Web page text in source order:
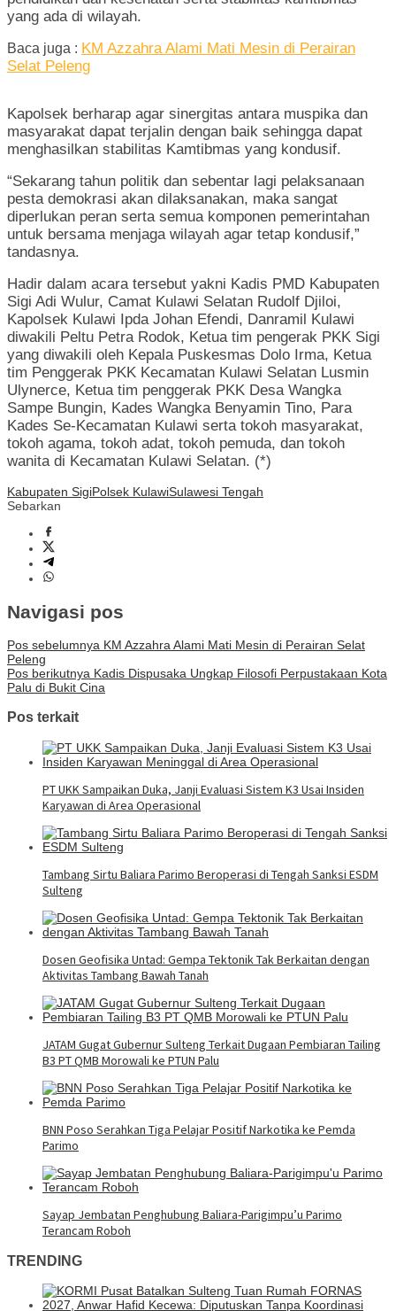
yang ada di wilayah.
Baca juga : KM Azzahra Alami Mati Mesin di Perairan
Selat Peleng
Kapolsek berharap agar sinergitas antara muspika dan
masyarakat dapat terjalin dengan baik sehingga dapat
menghasilkan stabilitas Kamtibmas yang kondusif.
“Sekarang tahun politik dan sebentar lagi pelaksanaan
pesta demokrasi akan dilaksanakan, maka sangat
diperlukan peran serta semua komponen pemerintahan
untuk bersama menjaga wilayah agar tetap kondusif,”
tandasnya.
Hadir dalam acara tersebut yakni Kadis PMD Kabupaten
Sigi Adi Wulur, Camat Kulawi Selatan Rudolf Djiloi,
Kapolsek Kulawi Ipda Johan Efendi, Danramil Kulawi
diwakili Peltu Petra Rodok, Ketua tim pengerak PKK Sigi
yang diwakili oleh Kepala Puskesmas Dolo Irma, Ketua
tim Penggerak PKK Kecamatan Kulawi Selatan Lusmin
Ulynerce, Ketua tim penggerak PKK Desa Wangka
Sampe Bungin, Kades Wangka Benyamin Tino, Para
Kades Se-Kecamatan Kulawi serta tokoh masyarakat,
tokoh agama, tokoh adat, tokoh pemuda, dan tokoh
wanita di Kecamatan Kulawi Selatan. (*)
Kabupaten SigiPolsek KulawiSulawesi Tengah
Sebarkan
Navigasi pos
Pos sebelumnya KM Azzahra Alami Mati Mesin di Perairan Selat
Peleng
Pos berikutnya Kadis Dispusaka Ungkap Filosofi Perpustakaan Kota
Palu di Bukit Cina
Pos terkait
PT UKK Sampaikan Duka, Janji Evaluasi Sistem K3 Usai Insiden
Karyawan di Area Operasional
Tambang Sirtu Baliara Parimo Beroperasi di Tengah Sanksi ESDM
Sulteng
Dosen Geofisika Untad: Gempa Tektonik Tak Berkaitan dengan
Aktivitas Tambang Bawah Tanah
JATAM Gugat Gubernur Sulteng Terkait Dugaan Pembiaran Tailing
B3 PT QMB Morowali ke PTUN Palu
BNN Poso Serahkan Tiga Pelajar Positif Narkotika ke Pemda
Parimo
Sayap Jembatan Penghubung Baliara-Parigimpu’u Parimo
Terancam Roboh
TRENDING